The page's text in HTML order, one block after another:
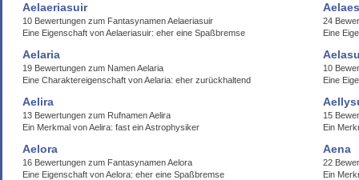
Aelaeriasuir
10 Bewertungen zum Fantasynamen Aelaeriasuir
Eine Eigenschaft von Aelaeriasuir: eher eine Spaßbremse
24
Eine
Aelaria
19 Bewertungen zum Namen Aelaria
Eine Charaktereigenschaft von Aelaria: eher zurückhaltend
10
Eine
Aelira
13 Bewertungen zum Rufnamen Aelira
Ein Merkmal von Aelira: fast ein Astrophysiker
15
Ein
Aelora
16 Bewertungen zum Fantasynamen Aelora
Eine Eigenschaft von Aelora: eher eine Spaßbremse
Aena
22
Ein